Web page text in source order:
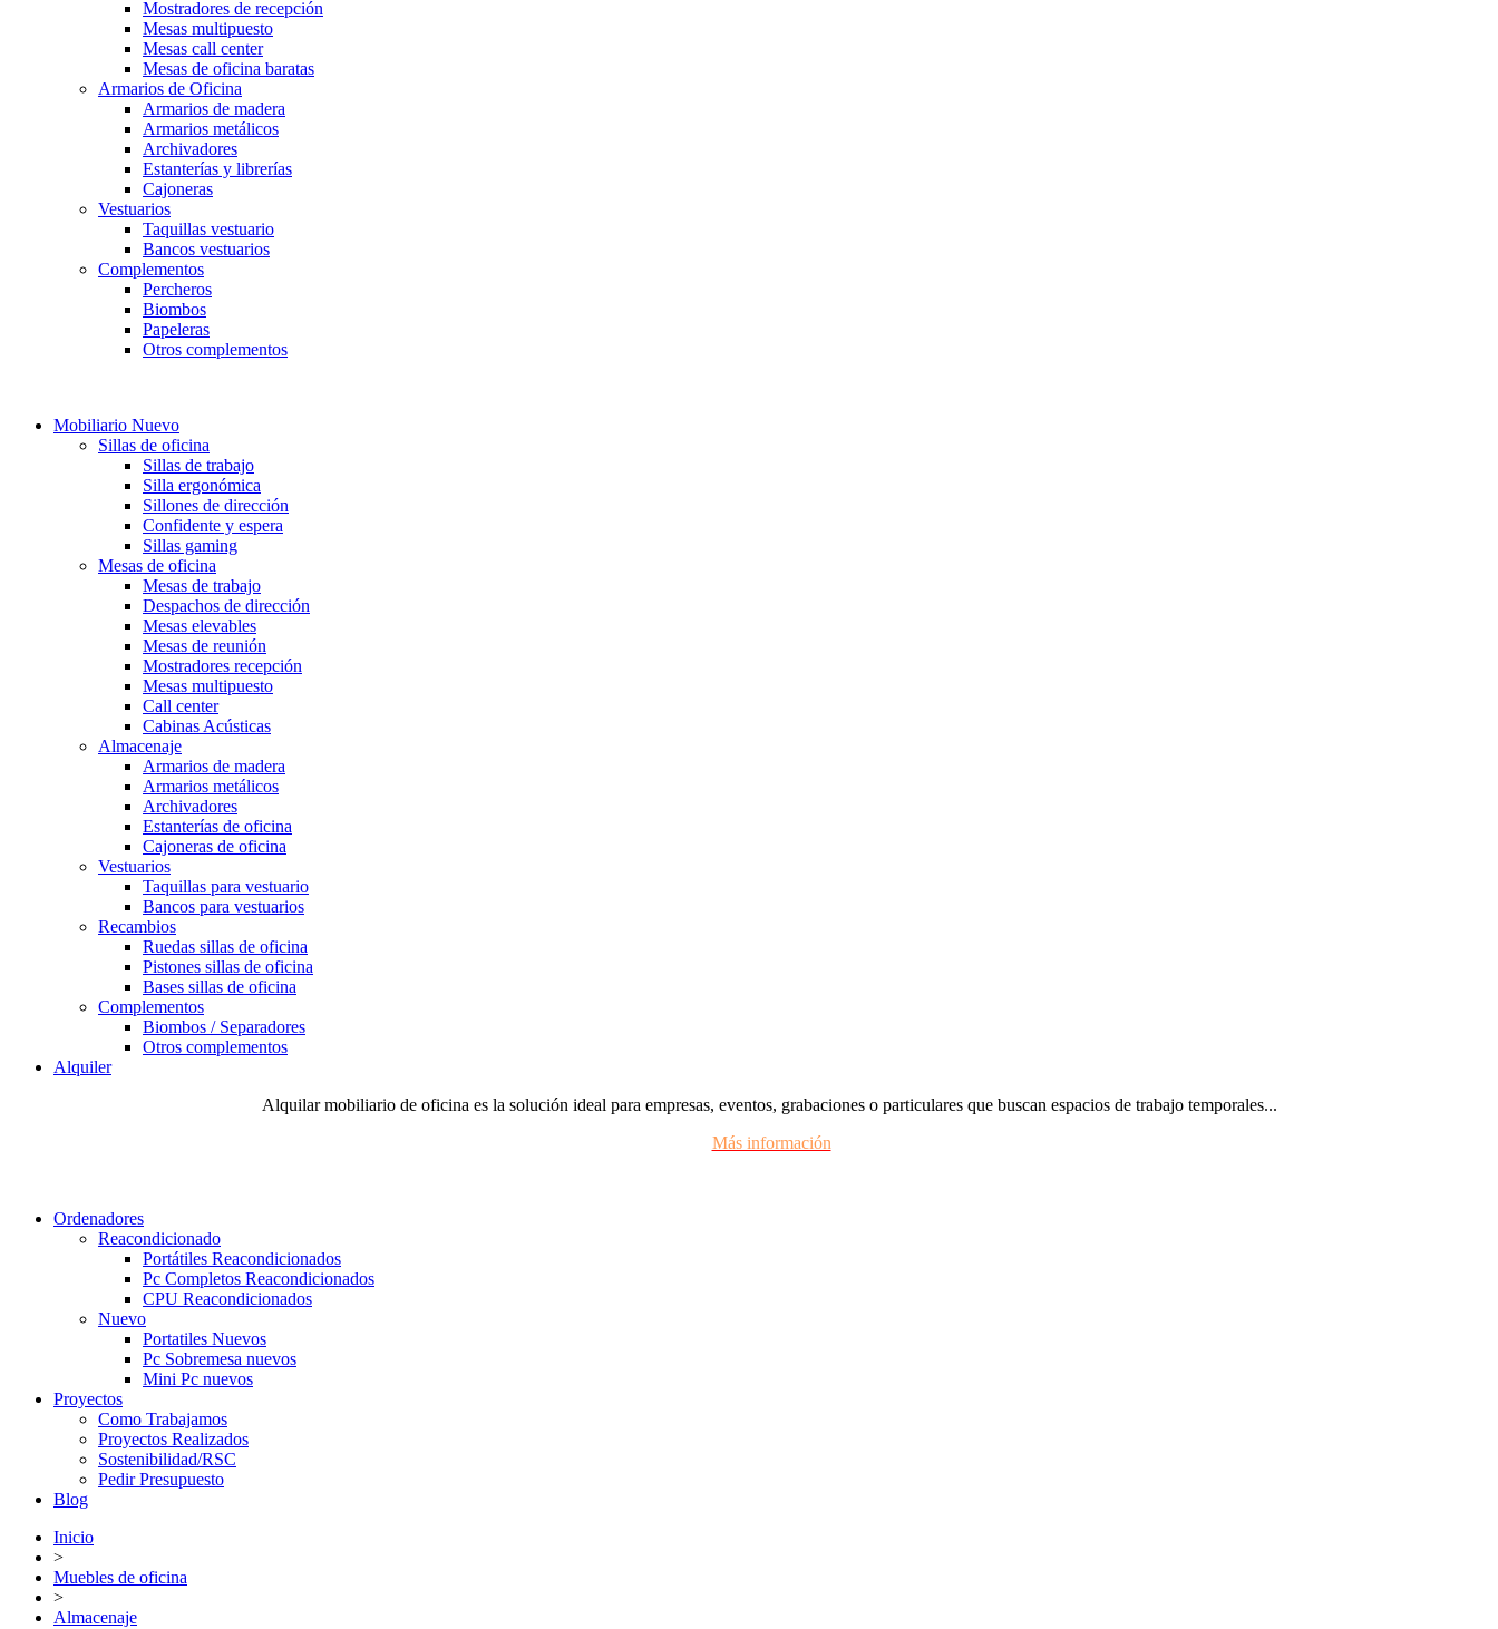
Mostradores de recepción
Mesas multipuesto
Mesas call center
Mesas de oficina baratas
Armarios de Oficina
Armarios de madera
Armarios metálicos
Archivadores
Estanterías y librerías
Cajoneras
Vestuarios
Taquillas vestuario
Bancos vestuarios
Complementos
Percheros
Biombos
Papeleras
Otros complementos
Mobiliario Nuevo
Sillas de oficina
Sillas de trabajo
Silla ergonómica
Sillones de dirección
Confidente y espera
Sillas gaming
Mesas de oficina
Mesas de trabajo
Despachos de dirección
Mesas elevables
Mesas de reunión
Mostradores recepción
Mesas multipuesto
Call center
Cabinas Acústicas
Almacenaje
Armarios de madera
Armarios metálicos
Archivadores
Estanterías de oficina
Cajoneras de oficina
Vestuarios
Taquillas para vestuario
Bancos para vestuarios
Recambios
Ruedas sillas de oficina
Pistones sillas de oficina
Bases sillas de oficina
Complementos
Biombos / Separadores
Otros complementos
Alquiler
Alquilar mobiliario de oficina es la solución ideal para empresas, eventos, grabaciones o particulares que buscan espacios de trabajo temporales...
Más información
Ordenadores
Reacondicionado
Portátiles Reacondicionados
Pc Completos Reacondicionados
CPU Reacondicionados
Nuevo
Portatiles Nuevos
Pc Sobremesa nuevos
Mini Pc nuevos
Proyectos
Como Trabajamos
Proyectos Realizados
Sostenibilidad/RSC
Pedir Presupuesto
Blog
Inicio
>
Muebles de oficina
>
Almacenaje